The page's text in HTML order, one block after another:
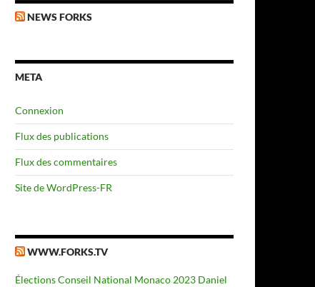
NEWS FORKS
META
Connexion
Flux des publications
Flux des commentaires
Site de WordPress-FR
WWW.FORKS.TV
Élections Conseil National Monaco 2023 Daniel